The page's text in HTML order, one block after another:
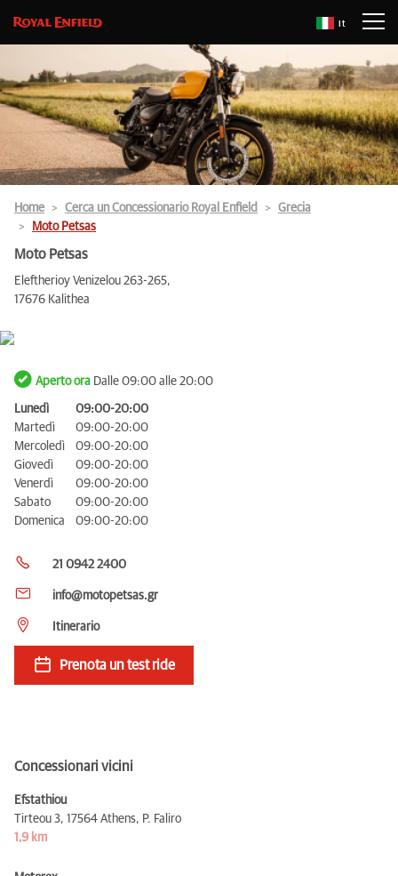
It
Home Cerca un Concessionario Royal Enfield
Grecia
Moto Petsas
Moto Petsas
Eleftherioy Venizelou 263-265,
17676 Kalithea
Aperto ora Dalle 09:00 alle 20:00
Lunedì
09:00-20:00
Martedì
09:00-20:00
Mercoledì
09:00-20:00
Giovedì
09:00-20:00
Venerdì
09:00-20:00
Sabato
09:00-20:00
Domenica
09:00-20:00
21 0942 2400
info@motopetsas.gr
Itinerario
Prenota un test ride
Concessionari vicini
Efstathiou
Tirteou 3, 17564 Athens, P. Faliro
1,9 km